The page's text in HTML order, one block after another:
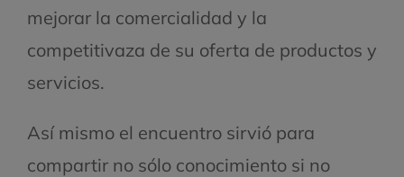
mejorar la comercialidad y la
competitivaza de su oferta de productos y
servicios.
Así mismo el encuentro sirvió para
compartir no sólo conocimiento si no